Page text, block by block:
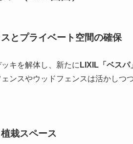
とプライベート空間の確保
キを解体し、新たに LIXIL「ベスパ
ンスやウッドフェンスは活かしつ
栽スペース